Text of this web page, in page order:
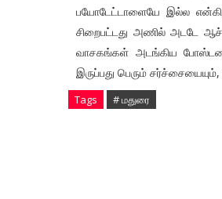
பயோடேட்டாளையே இல்ல
சிறைபட்டது அணில் அடடே
வாசகங்கள் அடங்கிய போஸ்டரை
இருப்பது பெரும் சர்ச்சையையும்,
Tags # மதுரை